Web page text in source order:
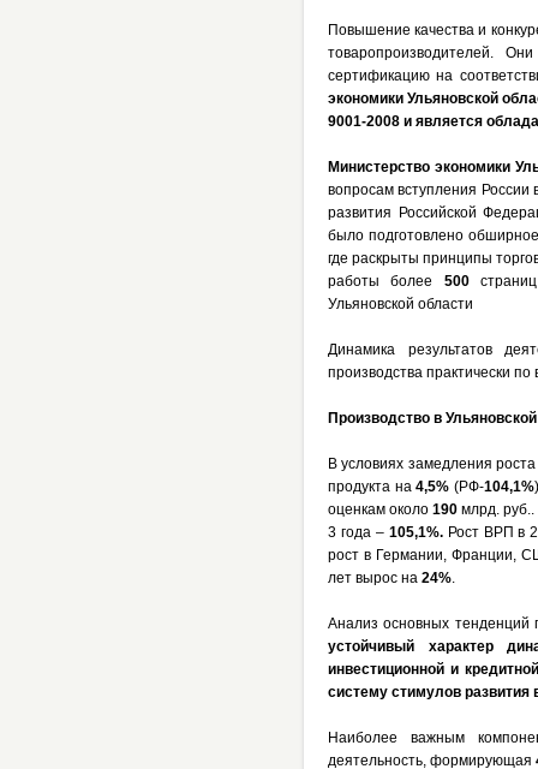
Повышение качества и
товаропроизводителей.
сертификацию на
экономики Ульяновской
9001-2008 и является
Министерство экономики
вопросам вступления России
развития Российской
было подготовлено
где раскрыты принципы
работы более 500
Ульяновской области
Динамика результатов
производства практически
Производство в
В условиях замедления
продукта на4,5%(РФ-104,1%
оценкам около 190 млрд. руб..
3 года – 105,1%.Рост ВРП в
рост в Германии, Франции,
лет вырос на 24%.
Анализ основных тенденций
устойчивый характер
инвестиционной и
систему стимулов развития
Наиболее важным
деятельность, формирующая